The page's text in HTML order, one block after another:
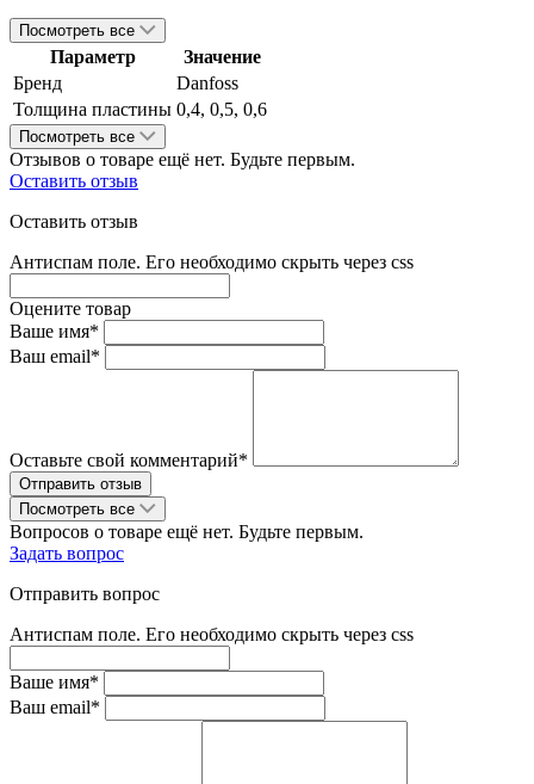
Посмотреть все
Параметр
Значение
Бренд
Danfoss
Толщина пластины 0,4, 0,5, 0,6
Посмотреть все
Отзывов о товаре ещё нет. Будьте первым.
Оставить отзыв
Оставить отзыв
Антиспам поле. Его необходимо скрыть через css
Оцените товар
Ваше имя*
Ваш email*
Оставьте свой комментарий*
Посмотреть все
Вопросов о товаре ещё нет. Будьте первым.
Задать вопрос
Отправить вопрос
Антиспам поле. Его необходимо скрыть через css
Ваше имя*
Ваш email*